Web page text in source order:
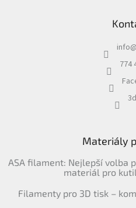
info@
774
Materiály
ASA filament: Nejlepší volba
materiál pro
Filamenty pro 3D tisk –